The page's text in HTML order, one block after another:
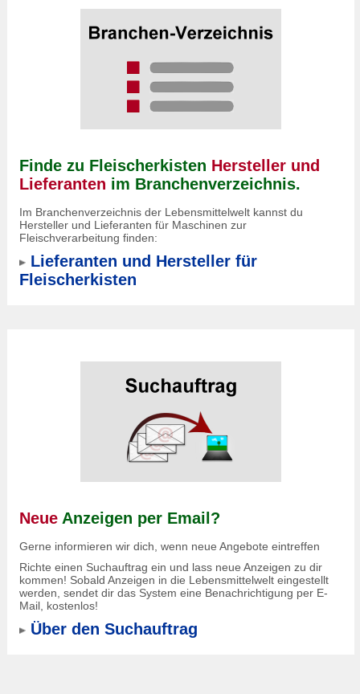
Finde zu Fleischerkisten Hersteller und
Lieferanten im Branchenverzeichnis.
Im Branchenverzeichnis der Lebensmittelwelt kannst du
Hersteller und Lieferanten für Maschinen zur
Fleischverarbeitung finden:
Lieferanten und Hersteller für
Fleischerkisten
Neue Anzeigen per Email?
Gerne informieren wir dich, wenn neue Angebote eintreffen
Richte einen Suchauftrag ein und lass neue Anzeigen zu dir
kommen! Sobald Anzeigen in die Lebensmittelwelt eingestellt
werden, sendet dir das System eine Benachrichtigung per E-
Mail, kostenlos!
Über den Suchauftrag